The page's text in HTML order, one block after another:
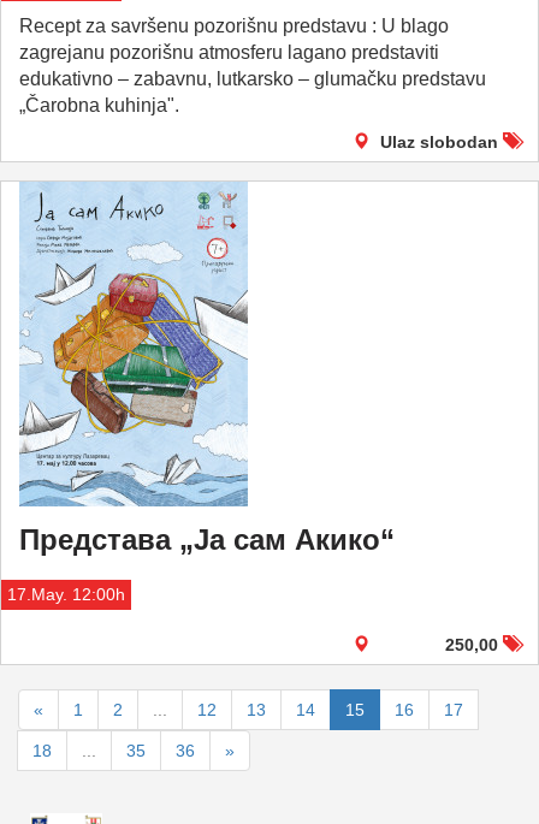
Recept za savršenu pozorišnu predstavu : U blago
zagrejanu pozorišnu atmosferu lagano predstaviti
edukativno – zabavnu, lutkarsko – glumačku predstavu
„Čarobna kuhinja".
Ulaz slobodan
Представа „Ја сам Акико“
17.May. 12:00h
250,00
« 1 2 12 13 14 15 16 17
18 35 36 »